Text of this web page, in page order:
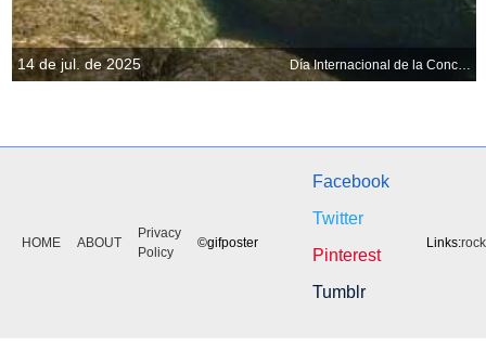
14 de jul. de 2025 Día Internacional de la Conciencia por los Tiburones
HOME ABOUT
Privacy
Policy
©gifposter
Facebook
Twitter
Pinterest
Tumblr
Links: